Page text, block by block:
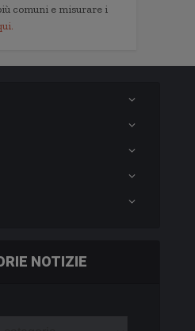
comuni e misurare i
NOTIZIE